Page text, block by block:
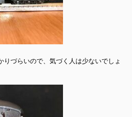
りづらいので、気づく人は少ないでしょ